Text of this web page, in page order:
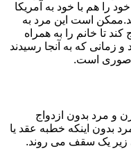
را هم با خود به آمریکا
است این مرد به
تا خانم را به همراه
و زمانی که به آنجا رسیدند
صوری است.
و مرد بدون ازدواج
بدون اینکه خطبه عقد یا
زیر یک سقف می روند.